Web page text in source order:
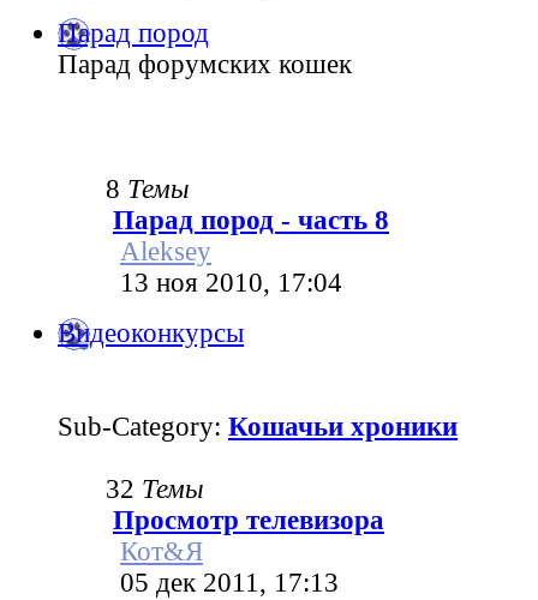
Парад пород
Парад форумских кошек
8 Темы
Парад пород - часть 8
Aleksey
13 ноя 2010, 17:04
Видеоконкурсы
Sub-Category: Кошачьи хроники
32 Темы
Просмотр телевизора
Кот&Я
05 дек 2011, 17:13